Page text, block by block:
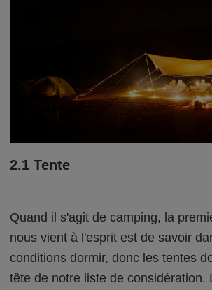
2.1 Tente
Quand il s'agit de camping, la
nous vient à l'esprit est de savoir
conditions dormir, donc les tentes
tête de notre liste de considération.